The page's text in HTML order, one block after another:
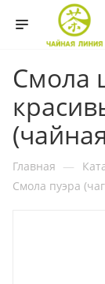
Смола
Главная —
Смола пуэра